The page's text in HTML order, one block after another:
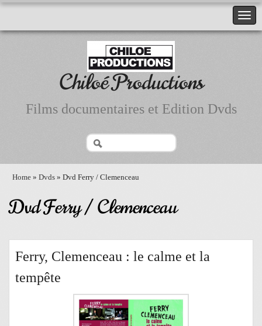
Chiloé Productions
Films documentaires et Edition Dvds
Home » Dvds » Dvd Ferry / Clemenceau
Dvd Ferry / Clemenceau
Ferry, Clemenceau : le calme et la
tempête